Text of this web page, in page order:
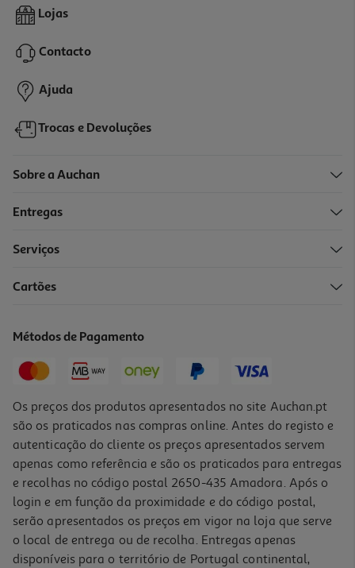
Cocktail Passion Auchan 200 G
4,39 €
Lojas
Contacto
Ajuda
Trocas e Devoluções
Sobre a Auchan
Entregas
Serviços
Cartões
Métodos de Pagamento
Os preços dos produtos apresentados no site Auchan.pt
são os praticados nas compras online. Antes do registo e
autenticação do cliente os preços apresentados servem
apenas como referência e são os praticados para entregas
e recolhas no código postal 2650-435 Amadora. Após o
login e em função da proximidade e do código postal,
serão apresentados os preços em vigor na loja que serve
o local de entrega ou de recolha. Entregas apenas
disponíveis para o território de Portugal continental,